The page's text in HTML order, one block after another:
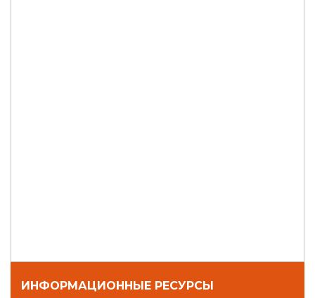
ИНФОРМАЦИОННЫЕ РЕСУРСЫ